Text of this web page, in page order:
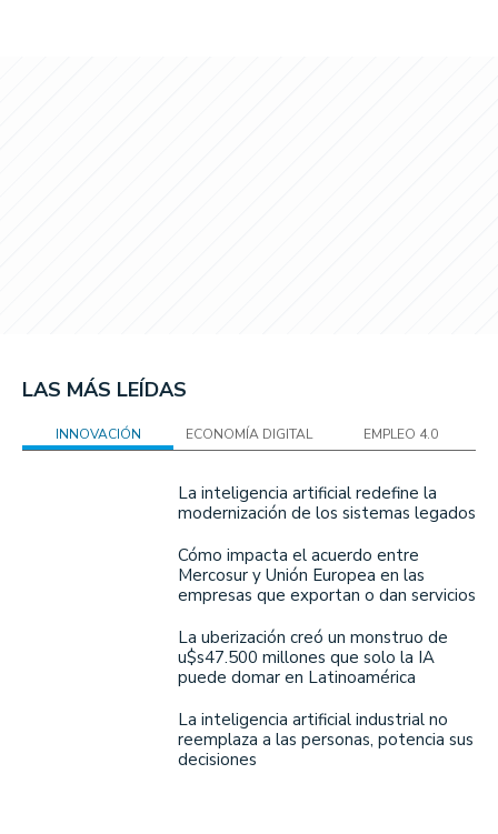
LAS MÁS LEÍDAS
INNOVACIÓN ECONOMÍA DIGITAL EMPLEO 4.0
La inteligencia artificial redefine la
modernización de los sistemas legados
Cómo impacta el acuerdo entre
Mercosur y Unión Europea en las
empresas que exportan o dan servicios
La uberización creó un monstruo de
u$s47.500 millones que solo la IA
puede domar en Latinoamérica
La inteligencia artificial industrial no
reemplaza a las personas, potencia sus
decisiones